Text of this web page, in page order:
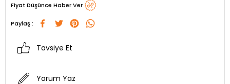
Fiyat Düşünce Haber Ver
Paylaş :
Tavsiye Et
Yorum Yaz